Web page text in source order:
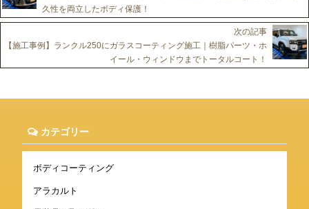
久性を両立したボディ保護！
次の記事
【施工事例】ランクル250にガラスコーティング施工｜樹脂パーツ・ホ
イール・ウィンドウまでトータルコート！
カテゴリー
ボディコーティング
アラカルト